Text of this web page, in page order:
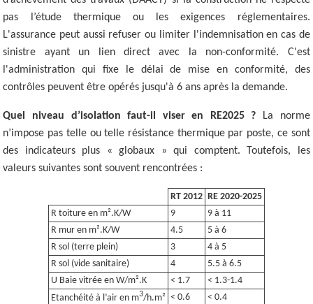
pas l’étude thermique ou les exigences réglementaires.
L'assurance peut aussi refuser ou limiter l'indemnisation en cas de
sinistre ayant un lien direct avec la non-conformité. C'est
l'administration qui fixe le délai de mise en conformité, des
contrôles peuvent être opérés jusqu'à 6 ans après la demande.
Quel niveau d’isolation faut-il viser en RE2025 ? La norme
n’impose pas telle ou telle résistance thermique par poste, ce sont
des indicateurs plus « globaux » qui comptent. Toutefois, les
valeurs suivantes sont souvent rencontrées :
RT 2012 RE 2020-2025
R toiture en m².K/W
9
9 à 11
R mur en m².K/W
4.5
5 à 6
R sol (terre plein)
3
4 à 5
R sol (vide sanitaire)
4
5.5 à 6.5
U Baie vitrée en W/m².K
< 1.7
< 1.3-1.4
Etanchéité à l’air en m3/h.m² < 0.6 < 0.4